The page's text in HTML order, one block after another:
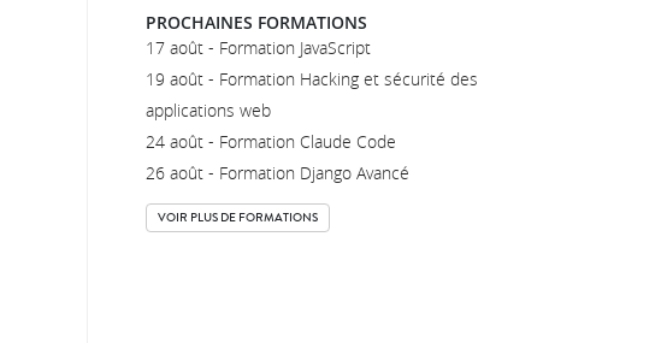
PROCHAINES FORMATIONS
17 août - Formation JavaScript
19 août - Formation Hacking et sécurité des
applications web
24 août - Formation Claude Code
26 août - Formation Django Avancé
VOIR PLUS DE FORMATIONS